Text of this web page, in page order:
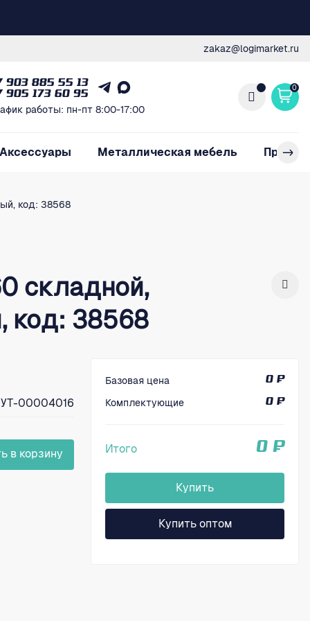
zakaz@logimarket.ru
903 885 55 13
905 173 60 95
работы: пн-пт 8:00-17:00
0
Аксессуары Металлическая мебель
код: 38568
складной,
код: 38568
УТ-00004016
в корзину
Базовая цена
0 ₽
Комплектующие
0 ₽
Итого 0 ₽
Купить
Купить оптом